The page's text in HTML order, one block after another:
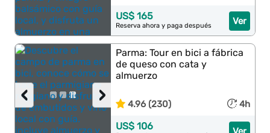
Ver
US$ 165
Reserva ahora y paga después
›
‹
Parma: Tour en bici a fábrica
de queso con cata y
almuerzo
4.96 (230) 4h
US$ 106